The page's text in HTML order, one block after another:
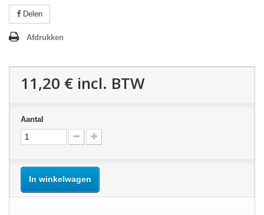
Delen
Afdrukken
11,20 € incl. BTW
Aantal
In winkelwagen